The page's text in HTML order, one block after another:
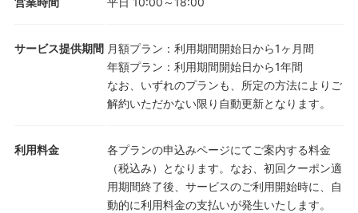
サービス提供期間 月額プラン：利用期間開始日から1ヶ月間
年額プラン：利用期間開始日から1年間
なお、いずれのプランも、所定の方法によりご
解約いただかない限り自動更新となります。
利用料金
各プランの申込みページにてご案内する料金
（税込み）となります。なお、初回クーポン適
用期間終了後、サービスのご利用開始時に、自
動的に利用料金の支払いが発生いたします。